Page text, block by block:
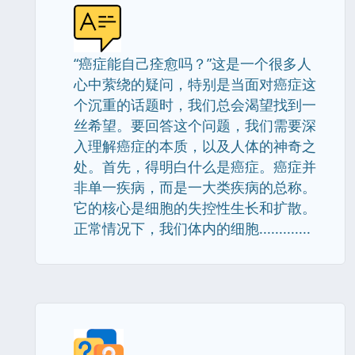
“癌症能自己痊愈吗？”这是一个很多人
心中萦绕的疑问，特别是当面对癌症这
个沉重的话题时，我们总会渴望找到一
丝希望。要回答这个问题，我们需要深
入理解癌症的本质，以及人体的神奇之
处。首先，得明白什么是癌症。癌症并
非单一疾病，而是一大类疾病的总称。
它的核心是细胞的失控性生长和扩散。
正常情况下，我们体内的细胞.............